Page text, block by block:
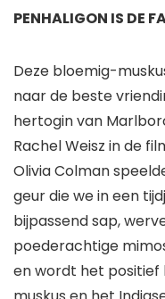
PENHALIGON IS DE
Deze bloemig-
naar de beste
hertogin van
Rachel Weisz in de
Olivia Colman
geur die we in een
bijpassend sap,
poederachtige
en wordt het